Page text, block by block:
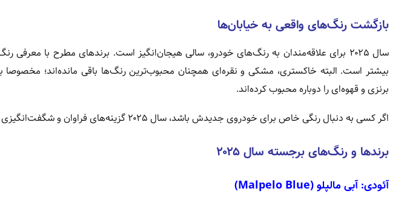
بازگشت رنگ‌های واقعی به خیابان‌ها
سال ۲۰۲۵ برای علاقه‌مندان به رنگ‌های خودرو، سالی هیجان‌انگیز است. برندهای مطرح با معرفی
بیشتر است. البته خاکستری، مشکی و نقره‌ای همچنان محبوب‌ترین رنگ‌ها باقی مانده‌اند؛
برنزی و قهوه‌ای را دوباره محبوب کرده‌اند.
اگر کسی به دنبال رنگی خاص برای خودروی جدیدش باشد، سال ۲۰۲۵ گزینه‌های فراوان و شگفت‌انگیزی در اختیار او قرار می‌دهد.
برندها و رنگ‌های برجسته سال ۲۰۲۵
آئودی:آبی مالپلو (Malpelo Blue)